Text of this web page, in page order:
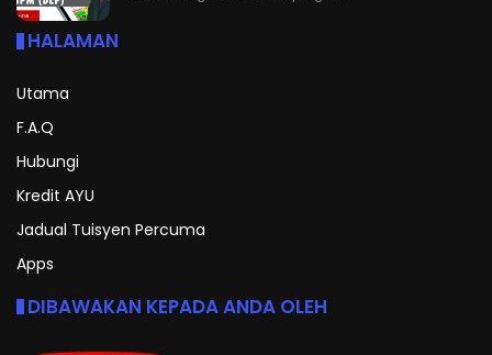
HALAMAN
Utama
F.A.Q
Hubungi
Kredit AYU
Jadual Tuisyen Percuma
Apps
DIBAWAKAN KEPADA ANDA OLEH